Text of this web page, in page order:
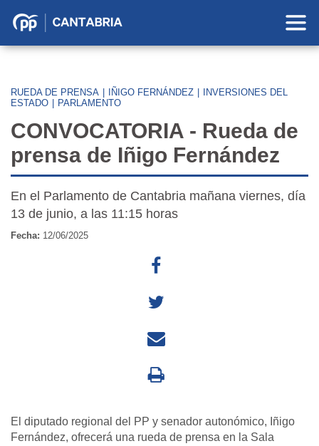
Partido
Cantabria
RUEDA DE PRENSA IÑIGO FERNÁNDEZ
INVERSIONES DEL
ESTADO
PARLAMENTO
CONVOCATORIA - Rueda de
prensa de Iñigo Fernández
En el Parlamento de Cantabria mañana viernes, día
13 de junio, a las 11:15 horas
Fecha: 12/06/2025
El diputado regional del PP y senador autonómico, Iñigo
Fernández, ofrecerá una rueda de prensa en la Sala